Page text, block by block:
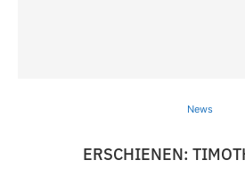
News
ERSCHIENEN: